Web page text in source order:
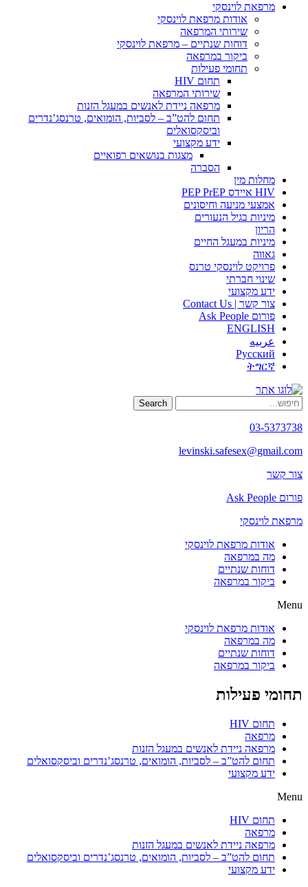
מרפאת לוינסקי
אודות מרפאת לוינסקי
שירותי המרפאה
דוחות שנתיים – מרפאת לוינסקי
ביקור במרפאה
תחומי פעילות
תחום HIV
שירותי המרפאה
מרפאה ניידת לאנשים במעגל הזנות
תחום להט”ב – לסביות, הומואים, טרנסג’נדרים
וביסקסואלים
ידע מקצועי
מצגות בנושאים רפואיים
הסברה
מחלות מין
HIV איידס PEP PrEP
אמצעי מניעה וחיסונים
מיניות בגיל הנעורים
הריון
מיניות במעגל החיים
גאווה
פרויקט לוינסקי טרנס
שינוי חברתי
ידע מקצועי
צור קשר | Contact Us
פורום Ask People
ENGLISH
عربيه
Русский
ትግርኛ
Search
03-5373738
levinski.safesex@gmail.com
צור קשר
פורום Ask People
מרפאת לוינסקי
אודות מרפאת לוינסקי
מה במרפאה
דוחות שנתיים
ביקור במרפאה
Menu
אודות מרפאת לוינסקי
מה במרפאה
דוחות שנתיים
ביקור במרפאה
תחומי פעילות
תחום HIV
מרפאה
מרפאה ניידת לאנשים במעגל הזנות
תחום להט”ב – לסביות, הומואים, טרנסג’נדרים וביסקסואלים
ידע מקצועי
Menu
תחום HIV
מרפאה
מרפאה ניידת לאנשים במעגל הזנות
תחום להט”ב – לסביות, הומואים, טרנסג’נדרים וביסקסואלים
ידע מקצועי